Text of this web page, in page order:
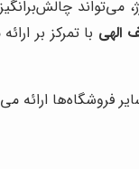
می‌تواند
الهی با تمرکز بر
فروشگاه‌ها ارائه